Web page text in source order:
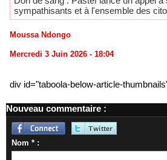
sympathisants et à l'ensemble des
Moussa Ndongo
Mercredi 3 Juin 2026 - 18:04
div id="taboola-below-article-
Nouveau commentaire :
Nom * :